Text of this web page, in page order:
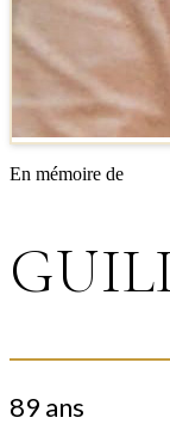
En mémoire de
89 ans